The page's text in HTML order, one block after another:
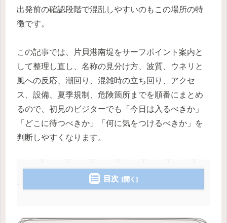
出発前の確認段階で混乱しやすいのもこの場所の特
徴です。
この記事では、片貝港南堤をサーフポイント案内と
して整理し直し、名称の見分け方、波質、ウネリと
風への反応、潮回り、混雑時の立ち回り、アクセ
ス、設備、夏季規制、危険箇所までを順番にまとめ
るので、初見のビジターでも「今日は入るべきか」
「どこに待つべきか」「何に気をつけるべきか」を
判断しやすくなります。
目次